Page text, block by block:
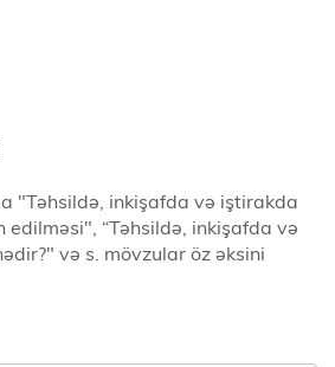
"Təhsildə, inkişafda və iştirakda
edilməsi", “Təhsildə, inkişafda və
və s. mövzular öz əksini